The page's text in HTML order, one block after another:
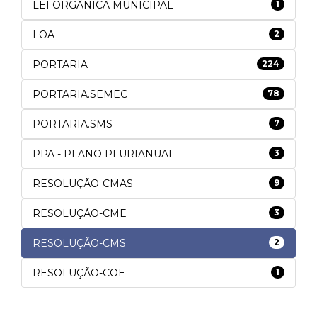
LEI ORGÂNICA MUNICIPAL 1
LOA 2
PORTARIA 224
PORTARIA.SEMEC 78
PORTARIA.SMS 7
PPA - PLANO PLURIANUAL 3
RESOLUÇÃO-CMAS 9
RESOLUÇÃO-CME 3
RESOLUÇÃO-CMS 2
RESOLUÇÃO-COE 1